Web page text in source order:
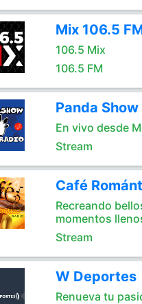
Mix 106.5
106.5 Mix
106.5 FM
Panda Show
En vivo desde
Stream
Café
Recreando
momentos
Stream
W Deportes
Renueva tu